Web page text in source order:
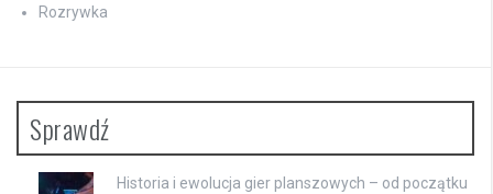
Rozrywka
Sprawdź
Historia i ewolucja gier planszowych – od początku